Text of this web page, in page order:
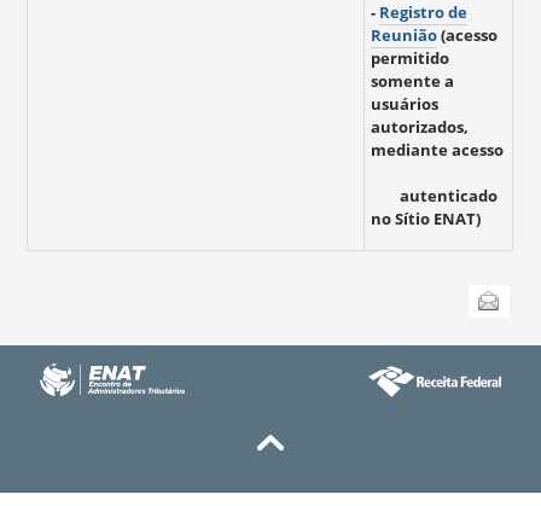
- Registro de
Reunião(acesso
permitido
somente a
usuários
autorizados,
mediante acesso
autenticado
no Sítio ENAT)